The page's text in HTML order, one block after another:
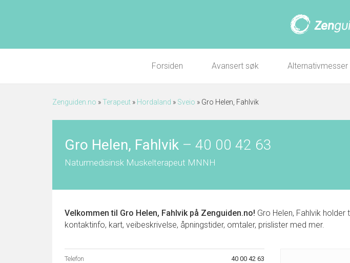
Forsiden Avansert søk Alternativmesser
Zenguiden.no »Terapeut » Hordaland » Sveio » Gro Helen, Fahlvik
Gro Helen, Fahlvik – 40 00 42 63
Naturmedisinsk Muskelterapeut MNNH
Velkommen til Gro Helen, Fahlvikpå Zenguiden.no! Gro Helen, Fahlvik
kontaktinfo, kart, veibeskrivelse, åpningstider, omtaler, prislister med mer.
Telefon 40 00 42 63